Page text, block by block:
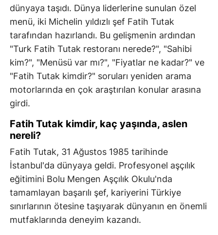
dünyaya taşıdı. Dünya liderlerine sunulan özel
menü, iki Michelin yıldızlı şef Fatih Tutak
tarafından hazırlandı. Bu gelişmenin ardından
"Turk Fatih Tutak restoranı nerede?", "Sahibi
kim?", "Menüsü var mı?", "Fiyatlar ne kadar?" ve
"Fatih Tutak kimdir?" soruları yeniden arama
motorlarında en çok araştırılan konular arasına
girdi.
Fatih Tutak kimdir, kaç yaşında, aslen
nereli?
Fatih Tutak, 31 Ağustos 1985 tarihinde
İstanbul'da dünyaya geldi. Profesyonel aşçılık
eğitimini Bolu Mengen Aşçılık Okulu'nda
tamamlayan başarılı şef, kariyerini Türkiye
sınırlarının ötesine taşıyarak dünyanın en önemli
mutfaklarında deneyim kazandı.